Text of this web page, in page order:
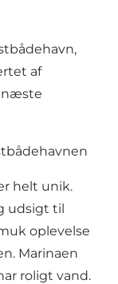
af
næste
helt unik.
udsigt til
oplevelse
Marinaen
roligt vand.